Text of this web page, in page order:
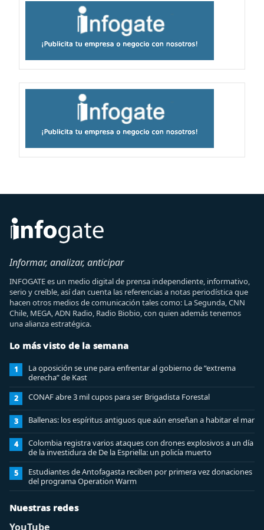
Informar, analizar, anticipar
INFOGATE es un medio digital de prensa independiente, informativo,
serio y creíble, así dan cuenta las referencias a notas periodística que
hacen otros medios de comunicación tales como: La Segunda, CNN
Chile, MEGA, ADN Radio, Radio Biobio, con quien además tenemos
una alianza estratégica.
Lo más visto de la semana
1
La oposición se une para enfrentar al gobierno de “extrema
derecha” de Kast
2 CONAF abre 3 mil cupos para ser Brigadista Forestal
3 Ballenas: los espíritus antiguos que aún enseñan a habitar el mar
4
Colombia registra varios ataques con drones explosivos a un día
de la investidura de De la Espriella: un policía muerto
5
Estudiantes de Antofagasta reciben por primera vez donaciones
del programa Operation Warm
Nuestras redes
YouTube